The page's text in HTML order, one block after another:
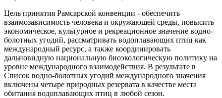
Цель принятия Рамсарской конвенции - обеспечить
взаимозависимость человека и окружающей среды, повысить
экономическое, культурное и рекреационное значение водно-
болотных угодий, рассматривать водоплавающих птиц как
международный ресурс, а также координировать
дальновидную национальную биоэкологическую политику на
уровне международного взаимодействия. В результате в
Список водно-­болотных угодий международного значения
включены четыре природных резервата в качестве места
обитания водоплавающих птиц в любой сезон.